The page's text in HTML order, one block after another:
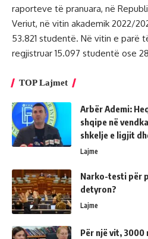
raporteve të pranuara, në
Veriut, në vitin akademik 2022/
53.821 studentë. Në vitin e parë
regjistruar 15.097 studentë ose
TOP Lajmet
Arbër Ademi:
shqipe në
shkelje e ligjit
Lajme
Narko-testi për
detyron?
Lajme
Për një vit, 3000